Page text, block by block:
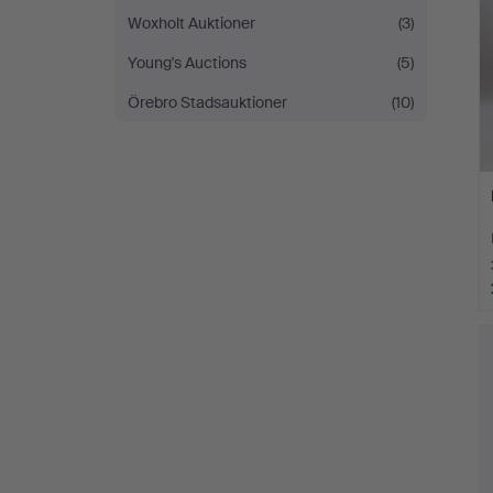
Woxholt Auktioner
(3)
Young's Auctions
(5)
Örebro Stadsauktioner
(10)